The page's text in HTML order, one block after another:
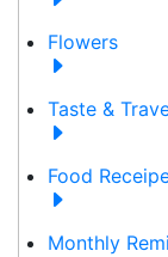
Flowers
Taste &
Food
Monthly